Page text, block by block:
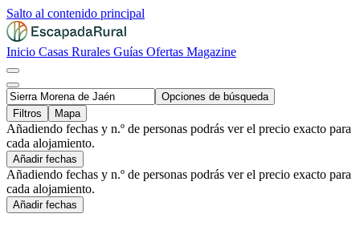
Salto al contenido principal
Inicio Casas Rurales Guías Ofertas Magazine
Opciones de búsqueda
Filtros
Mapa
Añadiendo fechas y n.º de personas podrás ver el precio exacto para
cada alojamiento.
Añadir fechas
Añadiendo fechas y n.º de personas podrás ver el precio exacto para
cada alojamiento.
Añadir fechas